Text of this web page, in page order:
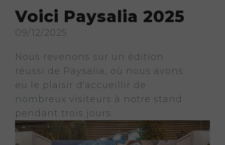
Voici Paysalia 2025
09/12/2025
Nous revenons sur un édition
réussi de Paysalia, où nous avons
eu le plaisir d'accueillir de
nombreux visiteurs à notre stand
pendant trois jours.